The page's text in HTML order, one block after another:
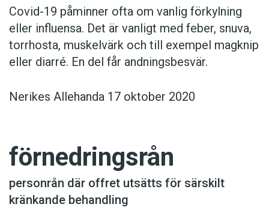
Covid-19 påminner ofta om vanlig förkylning
eller influensa. Det är vanligt med feber, snuva,
torrhosta, muskelvärk och till exempel magknip
eller diarré. En del får andningsbesvär.
Nerikes Allehanda 17 oktober 2020
förnedringsrån
personrån där offret utsätts för särskilt
kränkande behandling